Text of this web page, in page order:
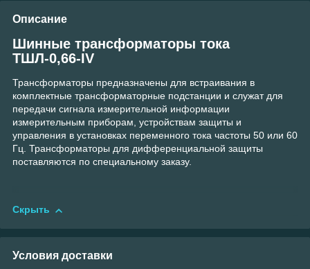
Описание
Шинные трансформаторы тока
ТШЛ-0,66-IV
Трансформаторы предназначены для встраивания в
комплектные трансформаторные подстанции и служат для
передачи сигнала измерительной информации
измерительным приборам, устройствам защиты и
управления в установках переменного тока частоты 50 или 60
Гц. Трансформаторы для дифференциальной защиты
поставляются по специальному заказу.
Скрыть
Условия доставки